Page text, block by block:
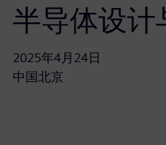
半导体设计
2025年4月24日
中国北京